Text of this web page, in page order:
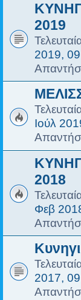
2019
2019,
Ιούλ
2018
Φεβ
2017,